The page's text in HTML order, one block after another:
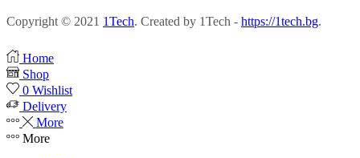
Copyright © 2021 1Tech. Created by 1Tech - https://1tech.bg.
Home
Shop
0 Wishlist
Delivery
More
More